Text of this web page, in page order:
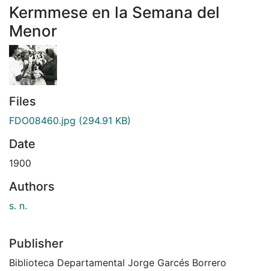
Kermmese en la Semana del
Menor
Files
FDO08460.jpg (294.91 KB)
Date
1900
Authors
s. n.
Publisher
Biblioteca Departamental Jorge Garcés Borrero